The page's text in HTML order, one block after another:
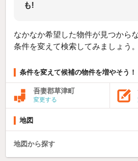
も!
なかなか希望した物件が見つから
条件を変えて検索してみましょう。
条件を変えて候補の物件を増やそう！
吾妻郡草津町
変更する
地図
地図から探す